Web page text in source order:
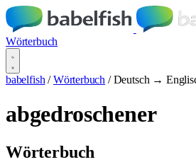
Wörterbuch
babelfish / Wörterbuch / Deutsch →
abgedroschener
Wörterbuch